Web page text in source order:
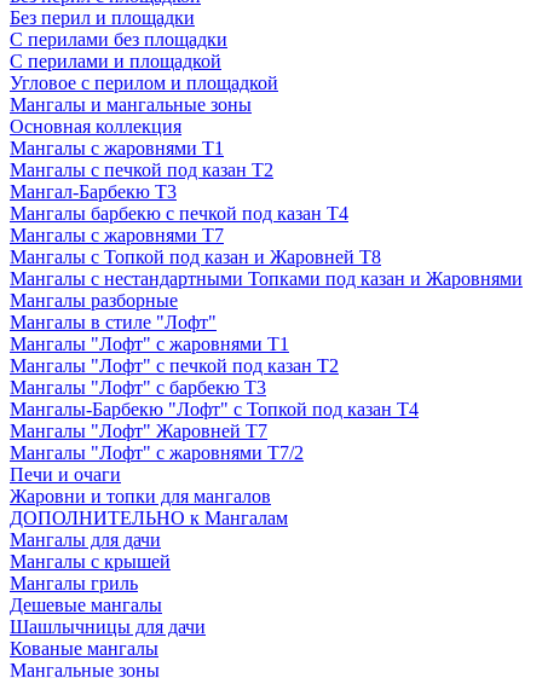
Без перил и площадки
С перилами без площадки
С перилами и площадкой
Угловое с перилом и площадкой
Мангалы и мангальные зоны
Основная коллекция
Мангалы с жаровнями Т1
Мангалы с печкой под казан Т2
Мангал-Барбекю Т3
Мангалы барбекю с печкой под казан Т4
Мангалы с жаровнями Т7
Мангалы с Топкой под казан и Жаровней Т8
Мангалы с нестандартными Топками под казан и Жаровнями
Мангалы разборные
Мангалы в стиле "Лофт"
Мангалы "Лофт" с жаровнями Т1
Мангалы "Лофт" с печкой под казан Т2
Мангалы "Лофт" с барбекю Т3
Мангалы-Барбекю "Лофт" с Топкой под казан Т4
Мангалы "Лофт" Жаровней Т7
Мангалы "Лофт" с жаровнями Т7/2
Печи и очаги
Жаровни и топки для мангалов
ДОПОЛНИТЕЛЬНО к Мангалам
Мангалы для дачи
Мангалы с крышей
Мангалы гриль
Дешевые мангалы
Шашлычницы для дачи
Кованые мангалы
Мангальные зоны